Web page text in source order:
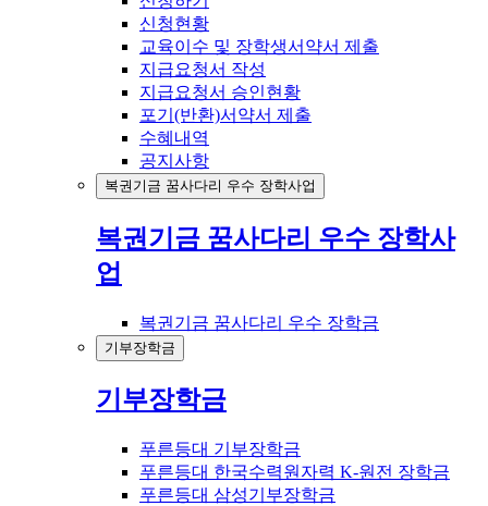
신청현황
교육이수 및 장학생서약서 제출
지급요청서 작성
지급요청서 승인현황
포기(반환)서약서 제출
수혜내역
공지사항
복권기금 꿈사다리 우수 장학사업
복권기금 꿈사다리 우수 장학사
업
복권기금 꿈사다리 우수 장학금
기부장학금
기부장학금
푸른등대 기부장학금
푸른등대 한국수력원자력 K-원전 장학금
푸른등대 삼성기부장학금